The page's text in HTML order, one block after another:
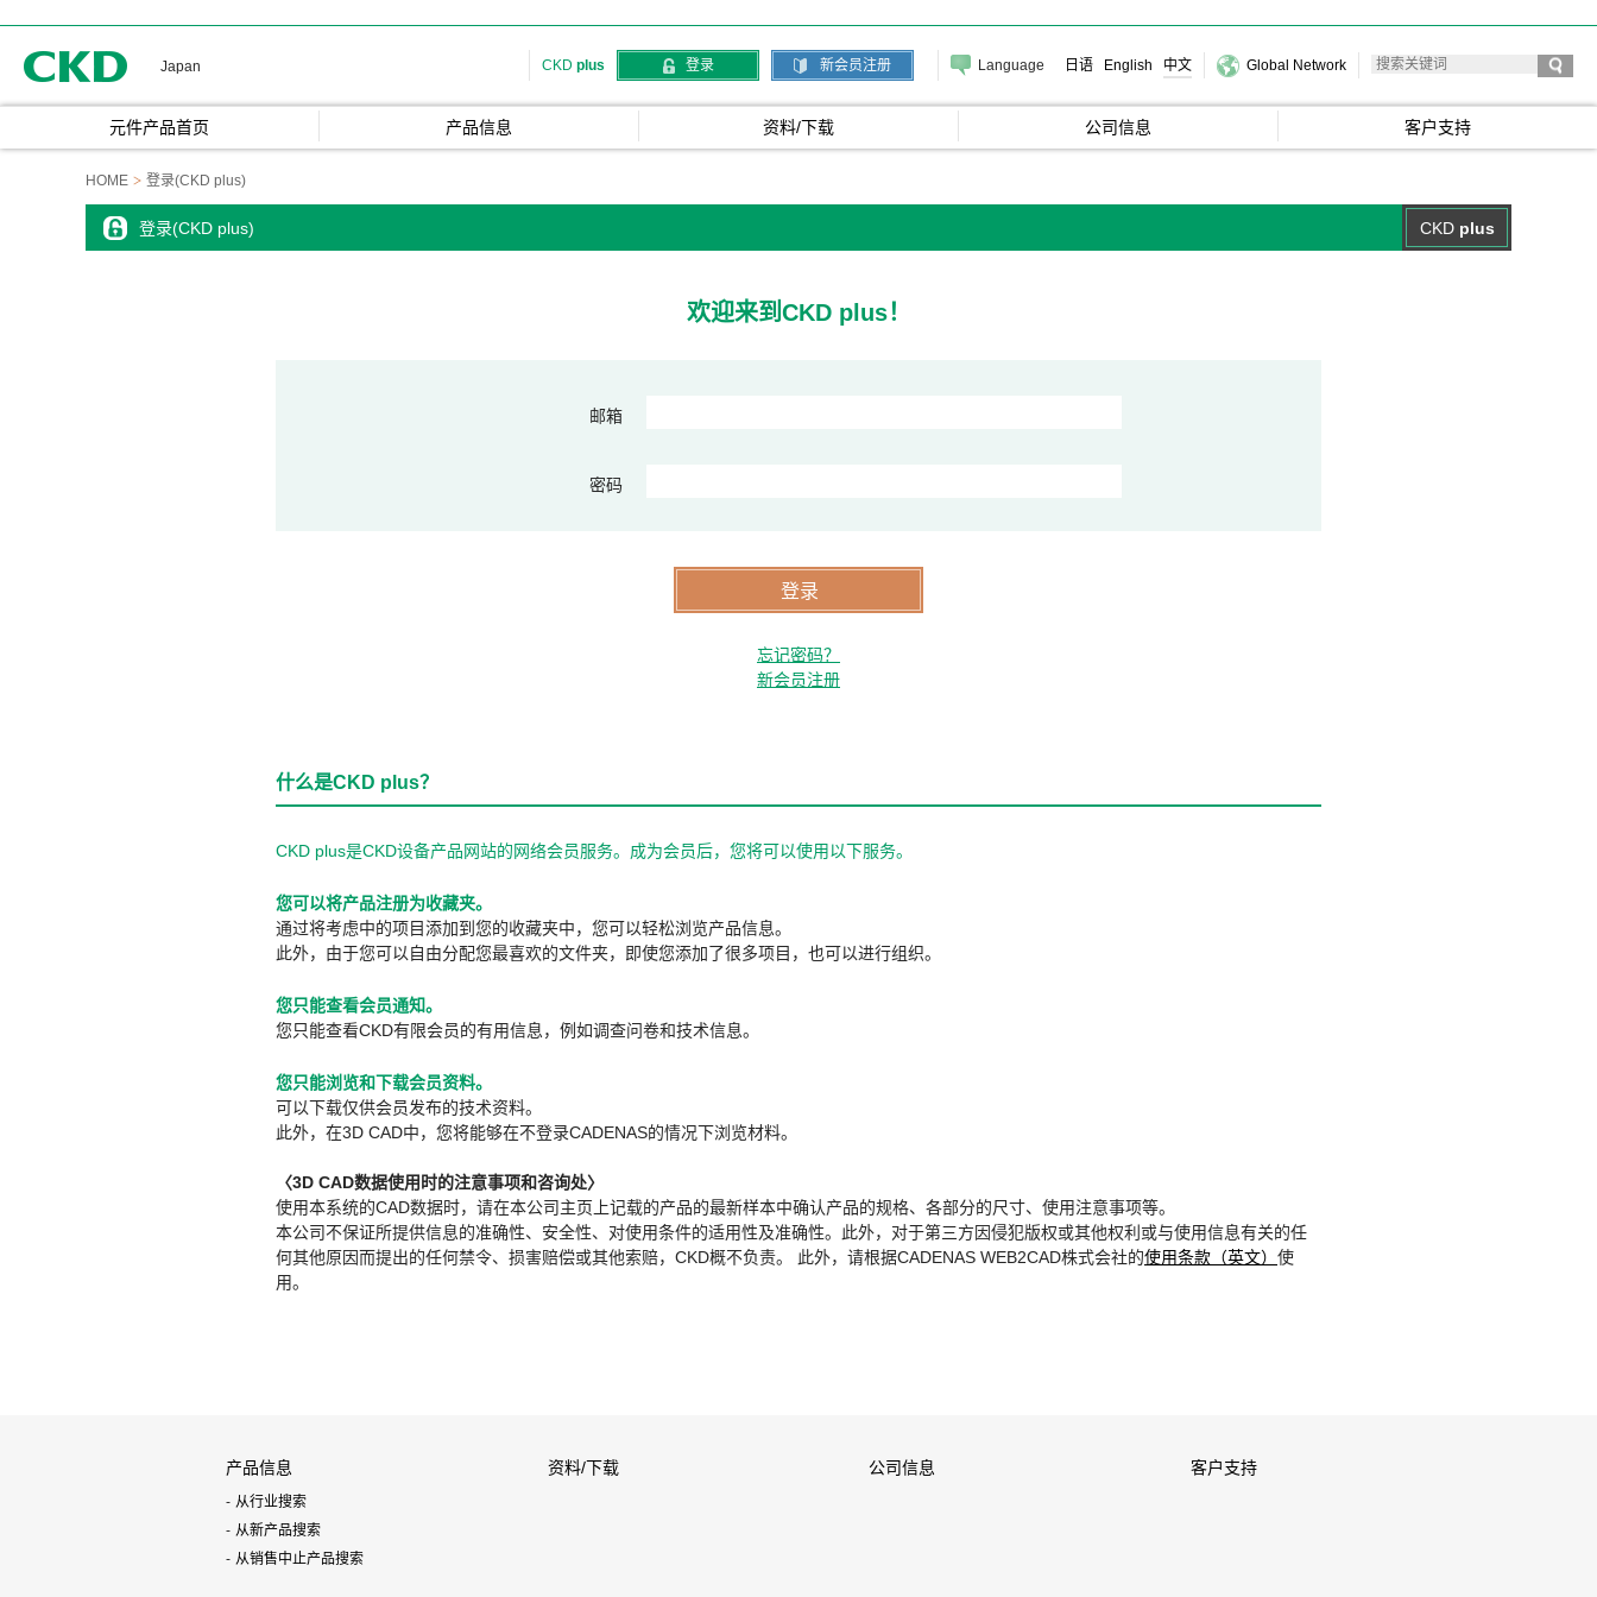
Japan CKD plus 登录 新会员注册 Language 日语 English 中文 Global Network
元件产品首页 产品信息 资料/下载 公司信息 客户支持
HOME 登录(CKD plus)
登录(CKD plus) CKD plus
欢迎来到CKD plus！
邮箱
密码
忘记密码？
新会员注册
什么是CKD plus？
CKD plus是CKD设备产品网站的网络会员服务。成为会员后，您将可以使用以下服务。
您可以将产品注册为收藏夹。
通过将考虑中的项目添加到您的收藏夹中，您可以轻松浏览产品信息。
此外，由于您可以自由分配您最喜欢的文件夹，即使您添加了很多项目，也可以进行组织。
您只能查看会员通知。
您只能查看CKD有限会员的有用信息，例如调查问卷和技术信息。
您只能浏览和下载会员资料。
可以下载仅供会员发布的技术资料。
此外，在3D CAD中，您将能够在不登录CADENAS的情况下浏览材料。
〈3D CAD数据使用时的注意事项和咨询处〉
使用本系统的CAD数据时，请在本公司主页上记载的产品的最新样本中确认产品的规格、各部分的尺寸、使用注意事项等。
本公司不保证所提供信息的准确性、安全性、对使用条件的适用性及准确性。此外，对于第三方因侵犯版权或其他权利或与使用信息有关的任
何其他原因而提出的任何禁令、损害赔偿或其他索赔，CKD概不负责。 此外，请根据CADENAS WEB2CAD株式会社的使用条款（英文） 使
用。
产品信息
从行业搜索
从新产品搜索
从销售中止产品搜索
资料/下载 公司信息 客户支持